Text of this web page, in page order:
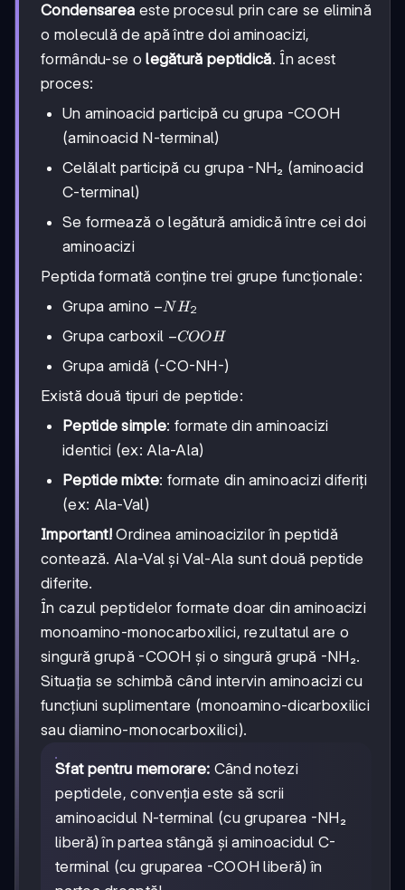
Condensarea este procesul prin care se elimină
o moleculă de apă între doi aminoacizi,
formându-se olegătură peptidică. În acest
proces:
Un aminoacid participă cu grupa -COOH
(aminoacid N-terminal)
Celălalt participă cu grupa -NH₂ (aminoacid
C-terminal)
Se formează o legătură amidică între cei doi
aminoacizi
Peptida formată conține trei grupe funcționale:
Grupa amino -
−NH2
Grupa carboxil -
−COOH
Grupa amidă (-CO-NH-)
Există două tipuri de peptide:
Peptide simple: formate din aminoacizi
identici (ex: Ala-Ala)
Peptide mixte: formate din aminoacizi diferiți
(ex: Ala-Val)
Important! Ordinea aminoacizilor în peptidă
contează. Ala-Val și Val-Ala sunt două peptide
diferite.
În cazul peptidelor formate doar din aminoacizi
monoamino-monocarboxilici, rezultatul are o
singură grupă -COOH și o singură grupă -NH₂.
Situația se schimbă când intervin aminoacizi cu
funcțiuni suplimentare (monoamino-dicarboxilici
sau diamino-monocarboxilici).
Sfat pentru memorare: Când notezi
peptidele, convenția este să scrii
aminoacidul N-terminal (cu gruparea -NH₂
liberă) în partea stângă și aminoacidul C-
terminal (cu gruparea -COOH liberă) în